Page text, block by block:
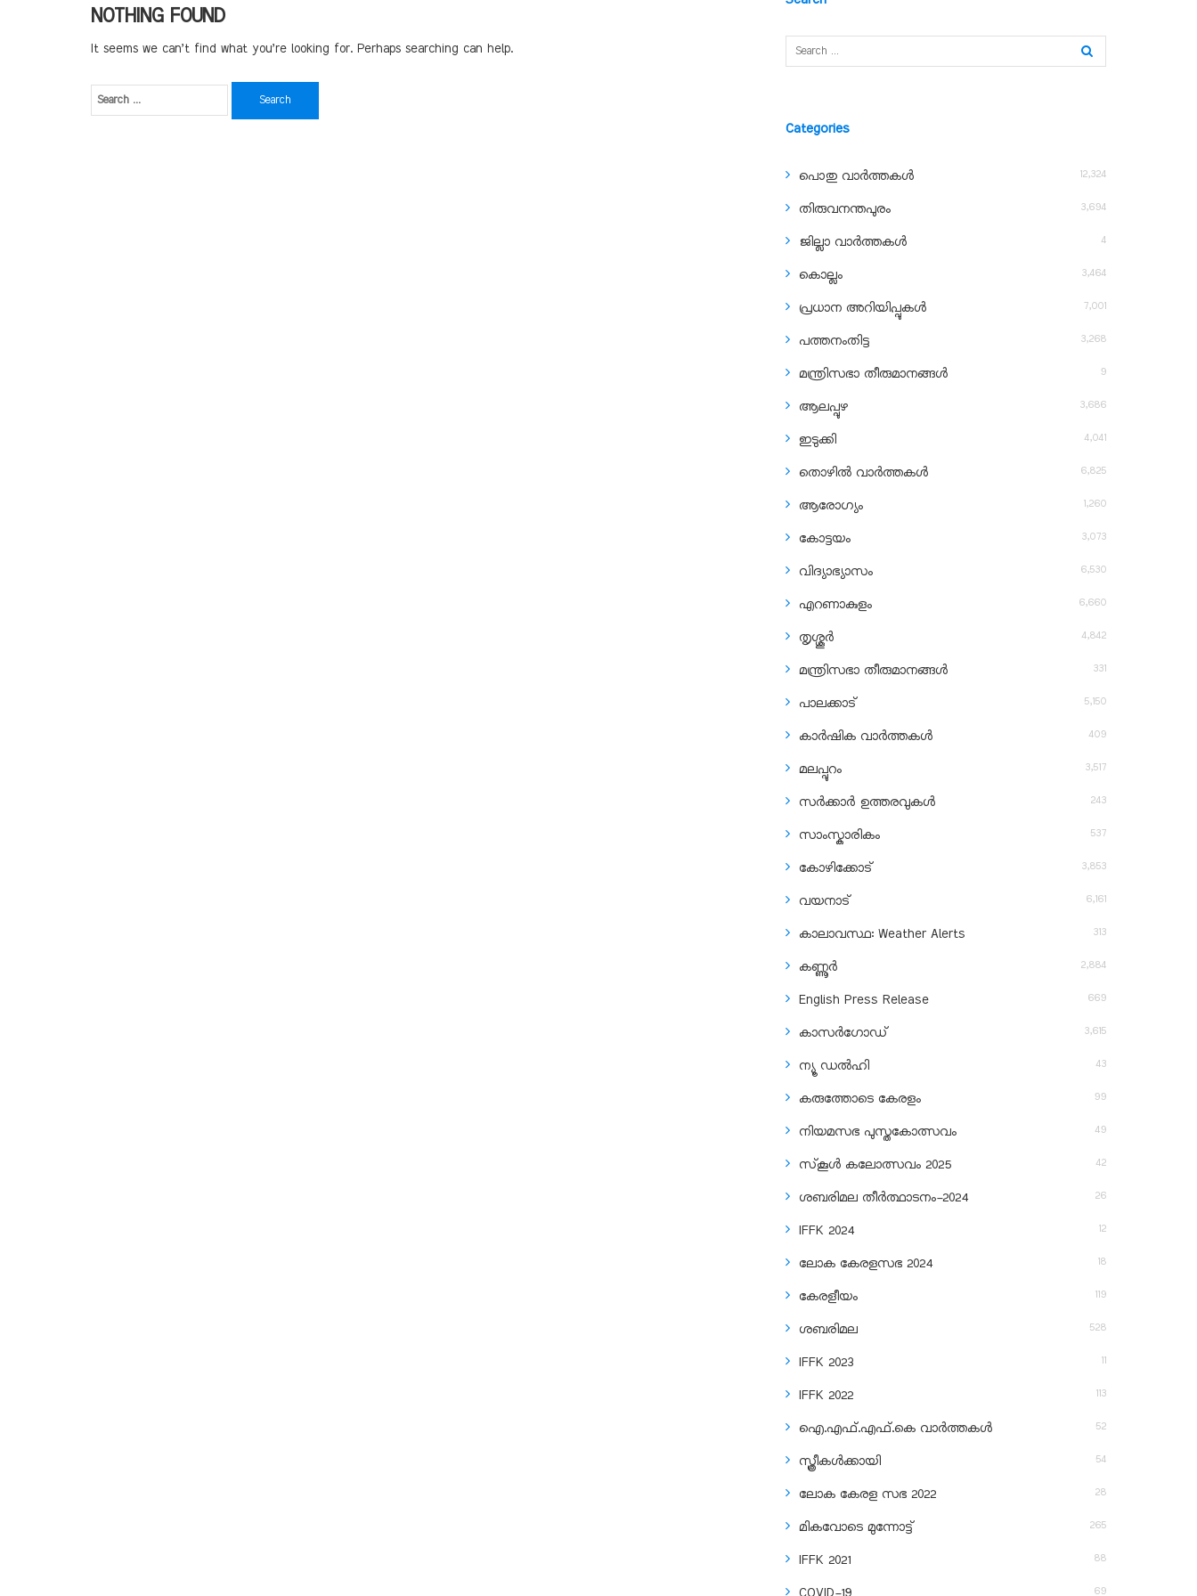
NOTHING FOUND
It seems we can’t find what you’re looking for. Perhaps searching can help.
Categories
പൊതു വാർത്തകൾ 12,324
തിരുവനന്തപുരം 3,694
ജില്ലാ വാർത്തകൾ 4
കൊല്ലം 3,464
പ്രധാന അറിയിപ്പുകൾ 7,001
പത്തനംതിട്ട 3,268
മന്ത്രിസഭാ തീരുമാനങ്ങൾ 9
ആലപ്പുഴ 3,686
ഇടുക്കി 4,041
തൊഴിൽ വാർത്തകൾ 6,825
ആരോഗ്യം 1,260
കോട്ടയം 3,073
വിദ്യാഭ്യാസം 6,530
എറണാകുളം 6,660
തൃശ്ശൂർ 4,842
മന്ത്രിസഭാ തീരുമാനങ്ങൾ 331
പാലക്കാട് 5,150
കാർഷിക വാർത്തകൾ 409
മലപ്പുറം 3,517
സർക്കാർ ഉത്തരവുകൾ 243
സാംസ്കാരികം 537
കോഴിക്കോട് 3,853
വയനാട് 6,161
കാലാവസ്ഥ: Weather Alerts 313
കണ്ണൂർ 2,884
English Press Release 669
കാസർഗോഡ് 3,615
ന്യൂ ഡൽഹി 43
കരുത്തോടെ കേരളം 99
നിയമസഭ പുസ്തകോത്സവം 49
സ്‌കൂൾ കലോത്സവം 2025 42
ശബരിമല തീര്‍ത്ഥാടനം-2024 26
IFFK 2024 12
ലോക കേരളസഭ 2024 18
കേരളീയം 119
ശബരിമല 528
IFFK 2023 11
IFFK 2022 113
ഐ.എഫ്.എഫ്.കെ വാർത്തകൾ 52
സ്ത്രീകൾക്കായി 54
ലോക കേരള സഭ 2022 28
മികവോടെ മുന്നോട്ട് 265
IFFK 2021 88
69